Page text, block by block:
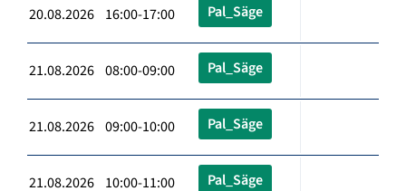
20.08.2026 16:00-17:00 Pal_Säge
21.08.2026 08:00-09:00 Pal_Säge
21.08.2026 09:00-10:00 Pal_Säge
21.08.2026 10:00-11:00 Pal_Säge